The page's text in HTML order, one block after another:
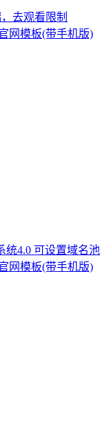
去观看限制
统4.0 可设置域名池